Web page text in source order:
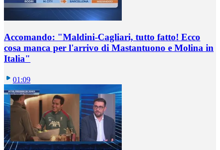
Accomando: "Maldini-Cagliari, tutto fatto! Ecco
cosa manca per l'arrivo di Mastantuono e Molina in
Italia"
01:09